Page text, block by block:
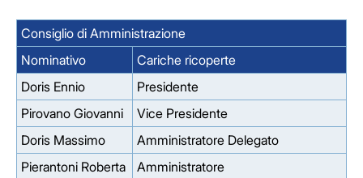
Consiglio di Amministrazione
Nominativo
Cariche ricoperte
Doris Ennio
Presidente
Pirovano Giovanni
Vice Presidente
Doris Massimo
Amministratore Delegato
Pierantoni Roberta
Amministratore